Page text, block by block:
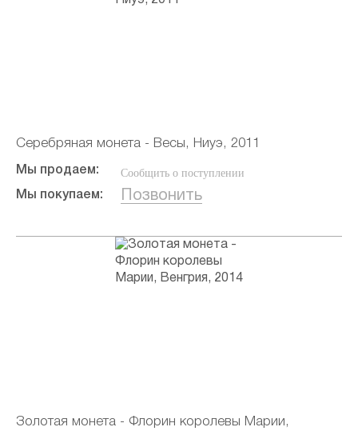
Серебряная монета - Весы, Ниуэ, 2011
Мы продаем: Сообщить о поступлении
Мы покупаем: Позвонить
Золотая монета - Флорин королевы Марии,